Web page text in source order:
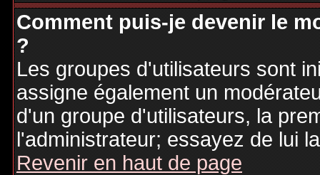
Comment puis-je devenir le
?
Les groupes d'utilisateurs sont
assigne également un
d'un groupe d'utilisateurs, la
l'administrateur; essayez de lui
Revenir en haut de page